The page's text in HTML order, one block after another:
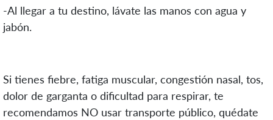
-Al llegar a tu destino, lávate las manos con agua y
jabón.
Si tienes fiebre, fatiga muscular, congestión nasal, tos,
dolor de garganta o dificultad para respirar, te
recomendamos NO usar transporte público, quédate